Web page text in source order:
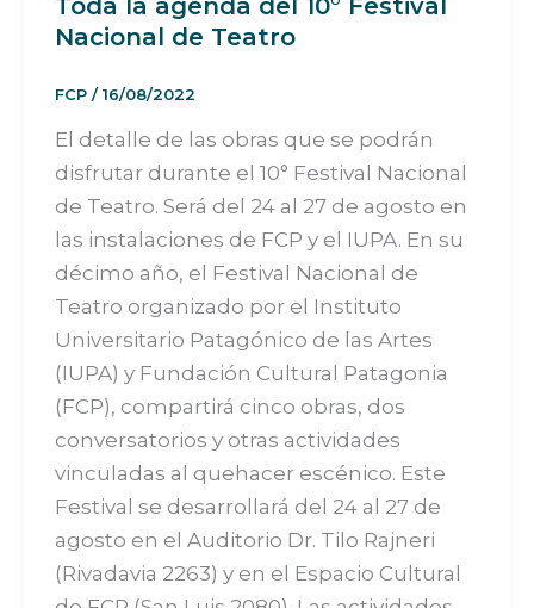
Nacional de Teatro
FCP /16/08/2022
El detalle de las obras que se podrán
disfrutar durante el 10° Festival Nacional
de Teatro. Será del 24 al 27 de agosto en
las instalaciones de FCP y el IUPA. En su
décimo año, el Festival Nacional de
Teatro organizado por el Instituto
Universitario Patagónico de las Artes
(IUPA) y Fundación Cultural Patagonia
(FCP), compartirá cinco obras, dos
conversatorios y otras actividades
vinculadas al quehacer escénico. Este
Festival se desarrollará del 24 al 27 de
agosto en el Auditorio Dr. Tilo Rajneri
(Rivadavia 2263) y en el Espacio Cultural